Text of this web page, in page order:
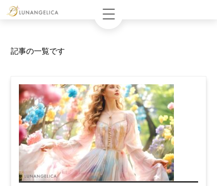
記事の一覧です